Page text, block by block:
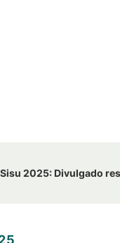
Sisu 2025: Divulgado